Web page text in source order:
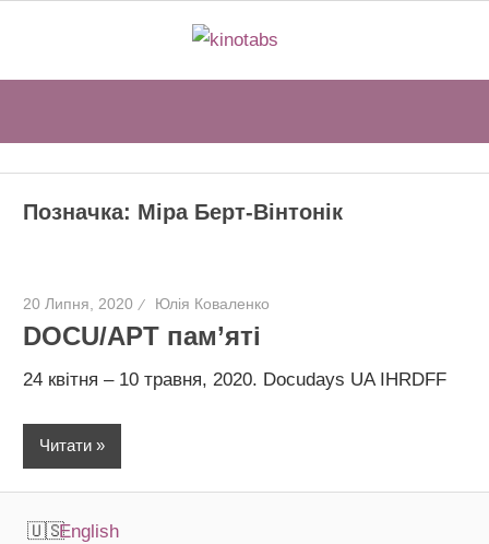
вмісту
Позначка: Міра Берт-Вінтонік
20 Липня, 2020 Юлія Коваленко
DOCU/АРТ пам’яті
24 квітня – 10 травня, 2020. Docudays UA IHRDFF
Читати
English